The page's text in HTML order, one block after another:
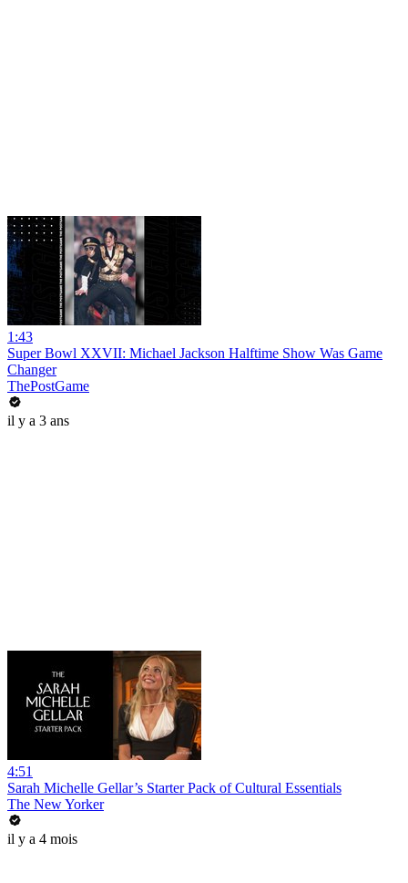
1:43
Super Bowl XXVII: Michael Jackson Halftime Show Was Game
Changer
ThePostGame
il y a 3 ans
4:51
Sarah Michelle Gellar’s Starter Pack of Cultural Essentials
The New Yorker
il y a 4 mois